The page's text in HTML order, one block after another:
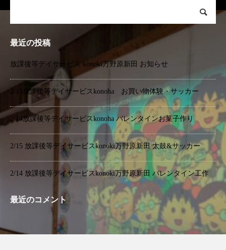
最近の投稿
放課後等デイサービス konoki万野原新田 お知らせ
2/15放課後等デイサービスkonoha お買い物体験・サッカー
2/14放課後等デイサービスkonoha バレンタインお菓子作り
2/15 放課後等デイサービスkonoki万野原新田 太鼓&サッカー
2/14 放課後等デイサービスkonoki万野原新田 バレンタイン工作
最近のコメント